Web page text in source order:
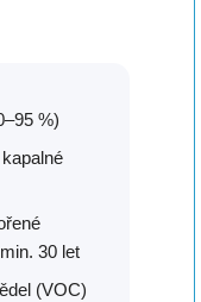
%)
30 let
(VOC)